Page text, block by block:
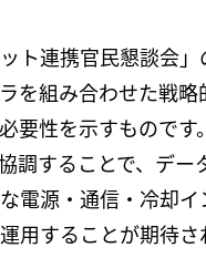
ット連携官民懇談会
を組み合わせた戦
要性を示すものです
調することで、デー
電源・通信・冷却
用することが期待さ